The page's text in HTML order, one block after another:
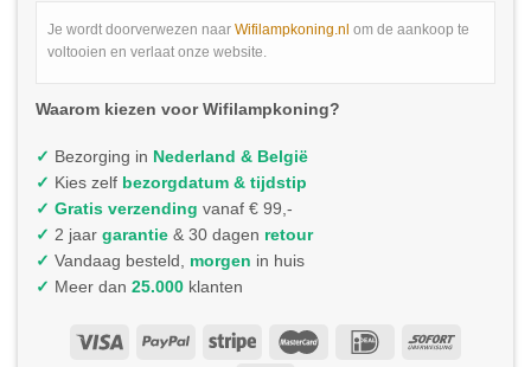
Je wordt doorverwezen naar Wifilampkoning.nl om de aankoop te
voltooien en verlaat onze website.
Waarom kiezen voor Wifilampkoning?
✓ Bezorging in Nederland & België
✓ Kies zelf bezorgdatum & tijdstip
✓ Gratis verzending vanaf € 99,-
✓ 2 jaar garantie & 30 dagen retour
✓ Vandaag besteld, morgen in huis
✓ Meer dan 25.000 klanten